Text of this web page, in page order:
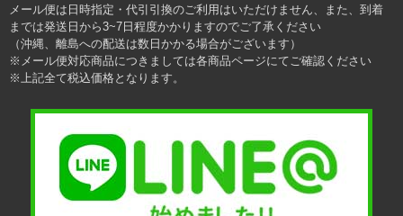
メール便は日時指定・代引引換のご利用はいただけません、また、到着
までは発送日から3~7日程度かかりますのでご了承ください
（沖縄、離島への配送は数日かかる場合がございます）
※メール便対応商品につきましては各商品ページにてご確認ください
※上記全て税込価格となります。